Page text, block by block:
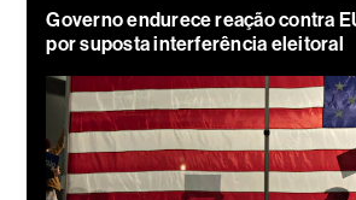
Governo endurece reação contra
por suposta interferência eleitoral